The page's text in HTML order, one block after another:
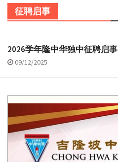
征聘启事
2026学年隆中华独中征聘启事
09/12/2025